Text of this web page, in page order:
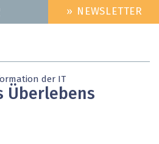
HEADER
MENU
» NEWSLETTER
der IT
Überlebens